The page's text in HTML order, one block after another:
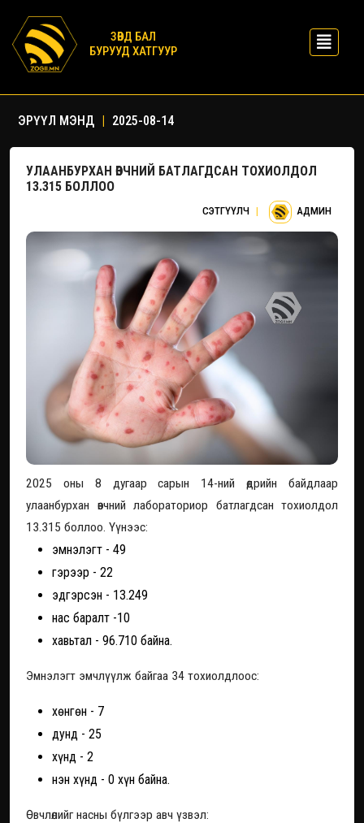
ЗӨВД БАЛ
БУРУУД ХАТГУУР
ЭРҮҮЛ МЭНД | 2025-08-14
УЛААНБУРХАН ӨВЧНИЙ БАТЛАГДСАН ТОХИОЛДОЛ
13.315 БОЛЛОО
СЭТГҮҮЛЧ | АДМИН
2025 оны 8 дугаар сарын 14-ний өдрийн байдлаар
улаанбурхан өвчний лабораториор батлагдсан тохиолдол
13.315 боллоо. Үүнээс:
эмнэлэгт - 49
гэрээр - 22
эдгэрсэн - 13.249
нас баралт -10
хавьтал - 96.710 байна.
Эмнэлэгт эмчлүүлж байгаа 34 тохиолдлоос:
хөнгөн - 7
дунд - 25
хүнд - 2
нэн хүнд - 0 хүн байна.
Өвчлөлийг насны бүлгээр авч үзвэл: